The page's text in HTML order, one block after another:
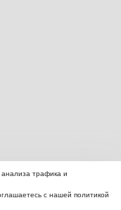
трафика и
с нашей политикой